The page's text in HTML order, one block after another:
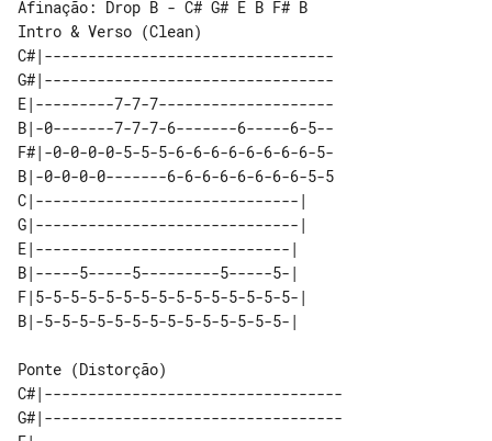
Intro & Verso (Clean)
C#|---------------------------------
G#|---------------------------------
E|---------7-7-7--------------------
B|-0-------7-7-7-6-------6-----6-5--
F#|-0-0-0-0-5-5-5-6-6-6-6-6-6-6-6-5-
B|-0-0-0-0-------6-6-6-6-6-6-6-6-5-5
C|------------------------------|
G|------------------------------|
E|-----------------------------|
B|-----5-----5---------5-----5-|
F|5-5-5-5-5-5-5-5-5-5-5-5-5-5-5-|
Ponte (Distorção)
C#|----------------------------------
G#|----------------------------------